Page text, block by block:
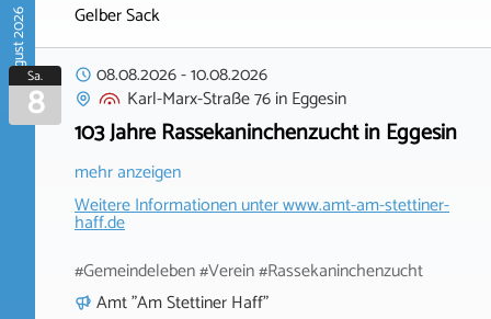
August 2026
Gelber Sack
Sa.
8
08.08.2026-10.08.2026
Karl-Marx-Straße 76inEggesin
103 Jahre Rassekaninchenzucht in Eggesin
mehr anzeigen
Weitere Informationen unterwww.amt-am-stettiner-
haff.de
#Gemeindeleben #Verein #Rassekaninchenzucht
Amt "Am Stettiner Haff"